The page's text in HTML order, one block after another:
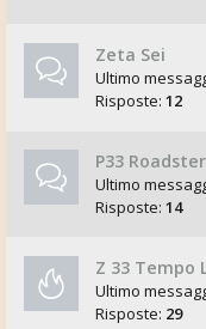
Zeta Sei
Ultimo
Risposte: 12
P33
Ultimo
Risposte: 14
Z 33 Tempo
Ultimo
Risposte: 29